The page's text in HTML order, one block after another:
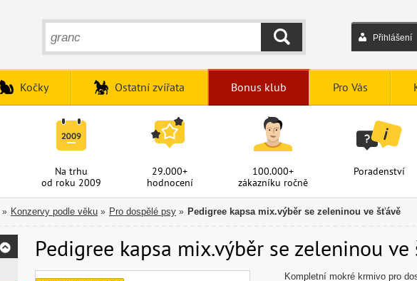
Přihlášení
HLEDAT
Kočky Ostatní zvířata Bonus klub Pro Vás
Na trhu
od roku 2009
29.000+
hodnocení
100.000+
zákazníku ročně
Poradenství
» Konzervy podle věku » Pro dospělé psy » Pedigree kapsa mix.výběr se zeleninou ve šťávě
Pedigree kapsa mix.výběr se zeleninou
Kompletní mokré krmivo pro